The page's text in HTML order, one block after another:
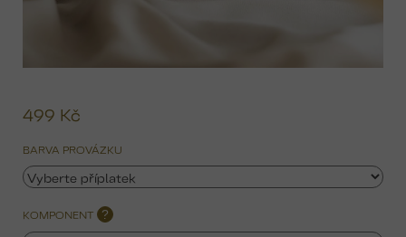
499 Kč
BARVA PROVÁZKU
KOMPONENT ?